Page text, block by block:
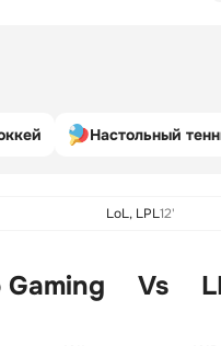
Настольный
LoL, LPL12'
Vs